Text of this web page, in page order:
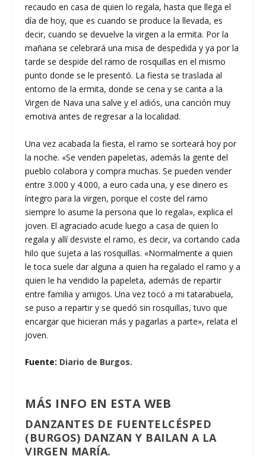
recaudo en casa de quien lo regala, hasta que llega el
día de hoy, que es cuando se produce la llevada, es
decir, cuando se devuelve la virgen a la ermita. Por la
mañana se celebrará una misa de despedida y ya por la
tarde se despide del ramo de rosquillas en el mismo
punto donde se le presentó. La fiesta se traslada al
entorno de la ermita, donde se cena y se canta a la
Virgen de Nava una salve y el adiós, una canción muy
emotiva antes de regresar a la localidad.
Una vez acabada la fiesta, el ramo se sorteará hoy por
la noche. «Se venden papeletas, además la gente del
pueblo colabora y compra muchas. Se pueden vender
entre 3.000 y 4.000, a euro cada una, y ese dinero es
íntegro para la virgen, porque el coste del ramo
siempre lo asume la persona que lo regala», explica el
joven. El agraciado acude luego a casa de quien lo
regala y allí desviste el ramo, es decir, va cortando cada
hilo que sujeta a las rosquillas. «Normalmente a quien
le toca suele dar alguna a quien ha regalado el ramo y a
quien le ha vendido la papeleta, además de repartir
entre familia y amigos. Una vez tocó a mi tatarabuela,
se puso a repartir y se quedó sin rosquillas, tuvo que
encargar que hicieran más y pagarlas a parte», relata el
joven.
Fuente: Diario de Burgos.
MÁS INFO EN ESTA WEB
DANZANTES DE FUENTELCÉSPED
(BURGOS) DANZAN Y BAILAN A LA
VIRGEN MARÍA.